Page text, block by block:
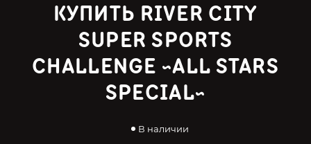
КУПИТЬ RIVER CITY
SUPER SPORTS
CHALLENGE ~ALL STARS
SPECIAL~
В наличии